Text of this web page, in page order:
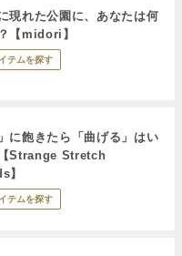
現れた公園に、あなたは何
【midori】
テムを探す
に飽きたら「曲げる」はい
Strange Stretch
】
テムを探す